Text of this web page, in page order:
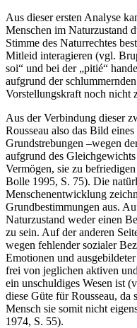
Aus dieser ersten Analyse
Menschen im Naturzustand
Stimme des Naturrechtes
Mitleid interagieren (vgl.
soi“ und bei der „pitié“
aufgrund der
Vorstellungskraft noch nicht
Aus der Verbindung dieser
Rousseau also das Bild
Grundstrebungen –wegen
aufgrund des
Vermögen, sie zu
Bolle 1995, S. 75). Die
Menschenentwicklung
Grundbestimmungen aus.
Naturzustand weder einen
zu sein. Auf der anderen
wegen fehlender sozialer
Emotionen und
frei von jeglichen aktiven
ein unschuldiges Wesen ist
diese Güte für Rousseau, da
Mensch sie somit nicht
1974, S. 55).